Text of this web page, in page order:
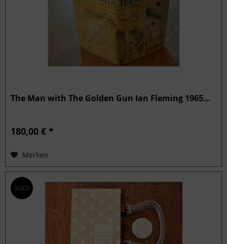
The Man with The Golden Gun Ian Fleming 1965...
180,00 € *
Merken
SOLD